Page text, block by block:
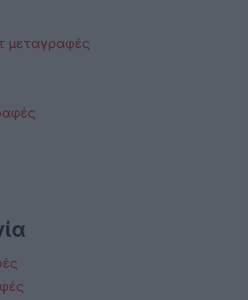
μεταγραφές